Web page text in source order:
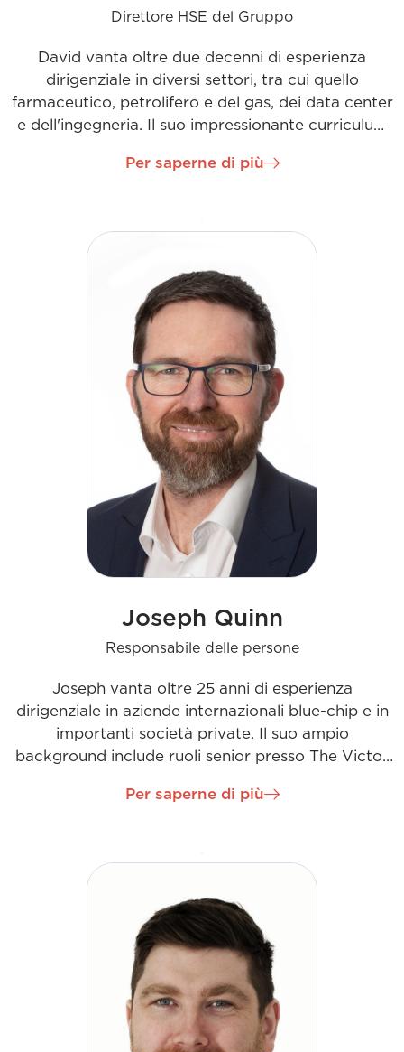
Direttore HSE del Gruppo
David vanta oltre due decenni di esperienza
dirigenziale in diversi settori, tra cui quello
farmaceutico, petrolifero e del gas, dei data center
e dell'ingegneria. Il suo impressionante curriculum
Europa, Regno Unito, Stati Uniti, Australia e Asia.
della funzione Salute, Sicurezza e Ambiente (HSE)
al ciclo di vita dei progetti e si concentrerà sulla
promozione della cultura della salute e del
benessere di H&MV. Tra le sue responsabilità
principali ci sarà quella di guidare l'impegno
dell'azienda a raggiungere l'eccellenza negli
standard di salute, sicurezza e ambiente come
parte della nostra strategia di crescita globale.
Per saperne di più
Joseph Quinn
Responsabile delle persone
Joseph vanta oltre 25 anni di esperienza
dirigenziale in aziende internazionali blue-chip e in
importanti società private. Il suo ampio
background include ruoli senior presso The Victor
Regno Unito e Australia. In qualità di Chief People
attenzione all'acquisizione di talenti e
fondamentale per assicurarsi i talenti giusti per
alimentare la crescita dell'azienda, sostenere la sua
espansione in nuove regioni e mantenere la cultura
positiva che è stata al centro del successo di
H&MV.
Per saperne di più